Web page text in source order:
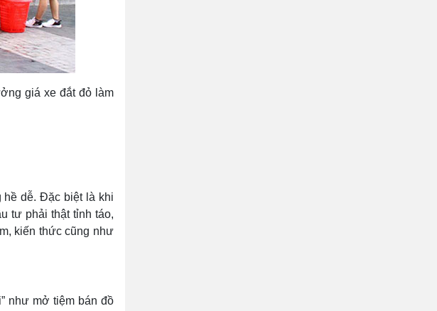
giá xe đắt đỏ làm
hề dễ. Đặc biệt là khi
tư phải thật tỉnh táo,
kiến thức cũng như
như mở tiệm bán đồ